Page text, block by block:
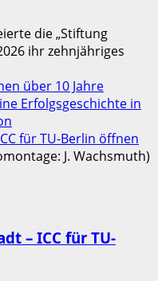
die „Stiftung
ihr zehnjähriges
über 10 Jahre
Erfolgsgeschichte in
für TU-Berlin öffnen
– ICC für TU-